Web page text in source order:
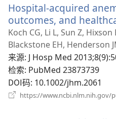
Hospital-acquired
outcomes, and
Koch CG, Li L, Sun Z, Hixson
Blackstone EH, Henderson
来源‎: J Hosp Med
检索‎: PubMed 23873739
DOI码‎: 10.1002/jhm.2061
https://www.ncbi.nlm.nih.gov/